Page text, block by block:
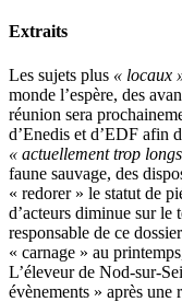
Extraits
Les sujets plus « locaux
monde l’espère, des
réunion sera
d’Enedis et d’EDF afin
« actuellement trop
faune sauvage, des
« redorer » le statut de
d’acteurs diminue sur
responsable de ce
« carnage » au
L’éleveur de Nod-sur-
évènements » après une